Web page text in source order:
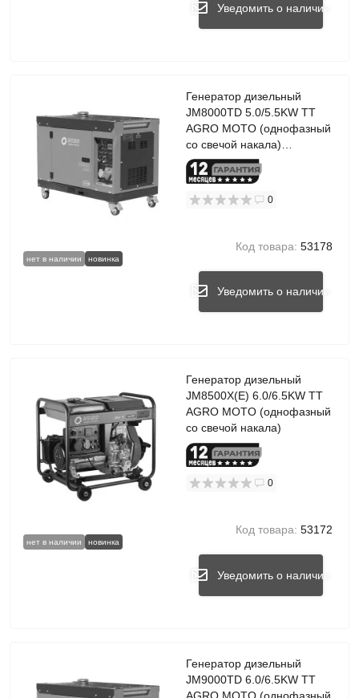
Уведомить о наличии
нет в наличии новинка
Генератор дизельный
JM8000TD 5.0/5.5KW TT
AGRO MOTO (однофазный
со свечой накала)
бесшумный
0
Код товара: 53178
Уведомить о наличии
нет в наличии новинка
Генератор дизельный
JM8500X(E) 6.0/6.5KW TT
AGRO MOTO (однофазный
со свечой накала)
0
Код товара: 53172
Уведомить о наличии
Генератор дизельный
JM9000TD 6.0/6.5KW TT
AGRO MOTO (однофазный